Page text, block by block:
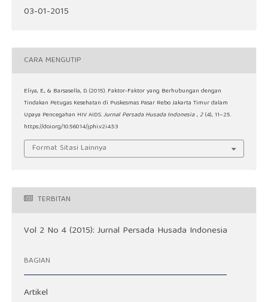
03-01-2015
CARA MENGUTIP
Eliya, E., & Barsasella, D. (2015). Faktor-Faktor yang Berhubungan dengan
Tindakan Petugas Kesehatan di Puskesmas Pasar Rebo Jakarta Timur dalam
Upaya Pencegahan HIV AIDS.Jurnal Persada Husada Indonesia ,2 (4), 11–25.
https://doi.org/10.56014/jphi.v2i4.53
Format Sitasi Lainnya
TERBITAN
Vol 2 No 4 (2015): Jurnal Persada Husada Indonesia
BAGIAN
Artikel